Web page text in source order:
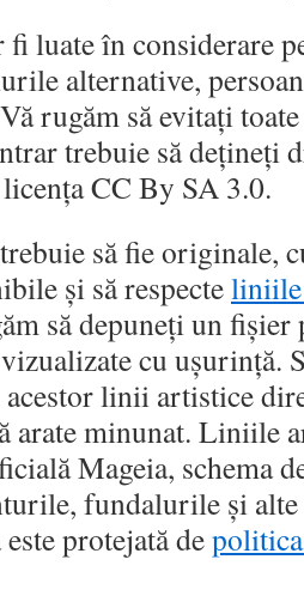
luate în considerare
alternative,
rugăm să evitați
trebuie să dețineți
CC By SA 3.0.
să fie originale,
și să respecteliniile
să depuneți un
cu ușurință.
linii artistice
arate minunat. Liniile
Mageia, schema
fundalurile și alte
protejată de